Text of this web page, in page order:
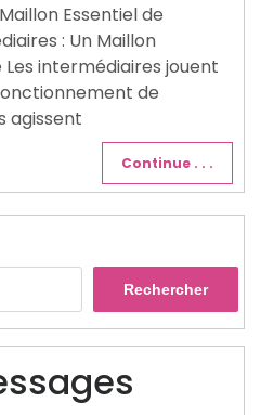
Essentiel de
: Un Maillon
Les intermédiaires jouent
de
agissent
Continue . . .
Rechercher